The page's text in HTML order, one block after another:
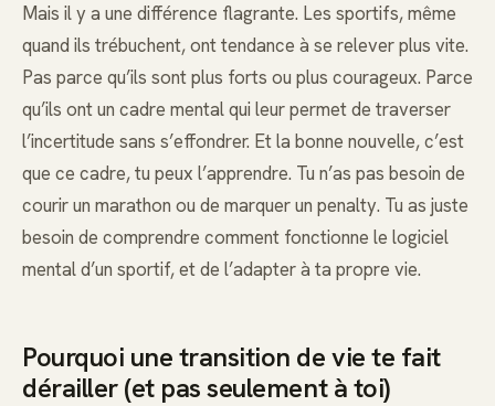
Mais il y a une différence flagrante. Les sportifs, même
quand ils trébuchent, ont tendance à se relever plus vite.
Pas parce qu’ils sont plus forts ou plus courageux. Parce
qu’ils ont un cadre mental qui leur permet de traverser
l’incertitude sans s’effondrer. Et la bonne nouvelle, c’est
que ce cadre, tu peux l’apprendre. Tu n’as pas besoin de
courir un marathon ou de marquer un penalty. Tu as juste
besoin de comprendre comment fonctionne le logiciel
mental d’un sportif, et de l’adapter à ta propre vie.
Pourquoi une transition de vie te fait
dérailler (et pas seulement à toi)